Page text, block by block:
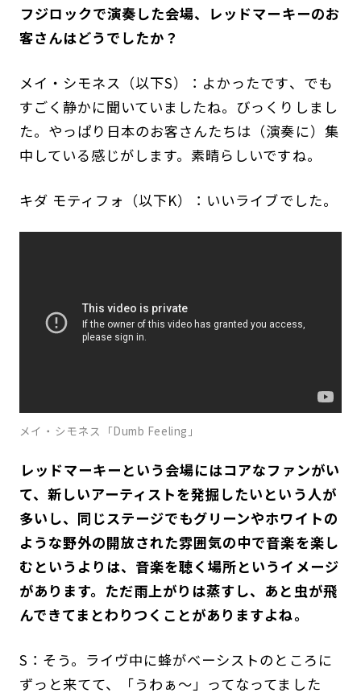
――フジロックで演奏した会場、レッドマーキーのお
客さんはどうでしたか？
メイ・シモネス（以下S）：よかったです、でも
すごく静かに聞いていましたね。びっくりしまし
た。やっぱり日本のお客さんたちは（演奏に）集
中している感じがします。素晴らしいですね。
キダ モティフォ（以下K）：いいライブでした。
メイ・シモネス「Dumb Feeling」
――レッドマーキーという会場にはコアなファンがい
て、新しいアーティストを発掘したいという人が
多いし、同じステージでもグリーンやホワイトの
ような野外の開放された雰囲気の中で音楽を楽し
むというよりは、音楽を聴く場所というイメージ
があります。ただ雨上がりは蒸すし、あと虫が飛
んできてまとわりつくことがありますよね。
S：そう。ライヴ中に蜂がベーシストのところに
ずっと来てて、「うわぁ〜」ってなってました